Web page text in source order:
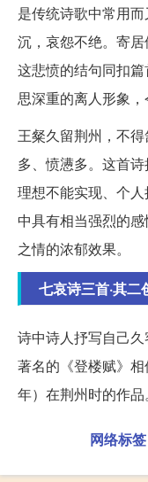
是传统诗歌中常用
沉，哀怨不绝。寄居
这悲愤的结句同扣
思深重的离人形象，
王粲久留荆州，不
多、愤懑多。这首
理想不能实现、个
中具有相当强烈的
之情的浓郁效果。
七哀诗三首·其二
诗中诗人抒写自己
著名的《登楼赋》
年）在荆州时的作品。
网络标签